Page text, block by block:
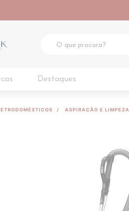
Destaques
ASPIRAÇÃO E LIMPEZA